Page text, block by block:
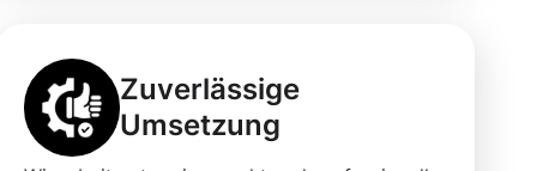
Zuverlässige
Umsetzung